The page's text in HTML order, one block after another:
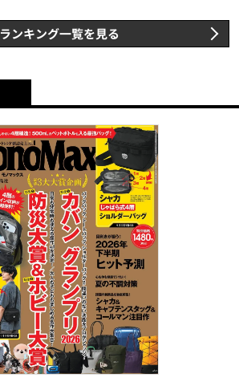
ランキング一覧を見る